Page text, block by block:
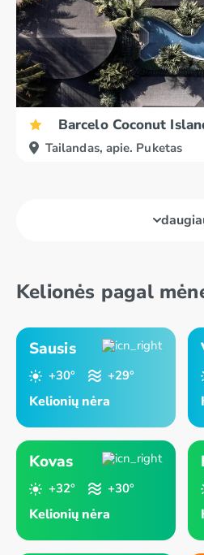
Barcelo Coconut
Tailandas, apie. Puketas
Kelionės pagal
Sausis
+30° +29°
Kelionių nėra
Kovas
+32° +30°
Kelionių nėra